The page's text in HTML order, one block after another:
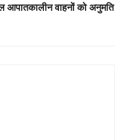
वाहनों को अनुमति